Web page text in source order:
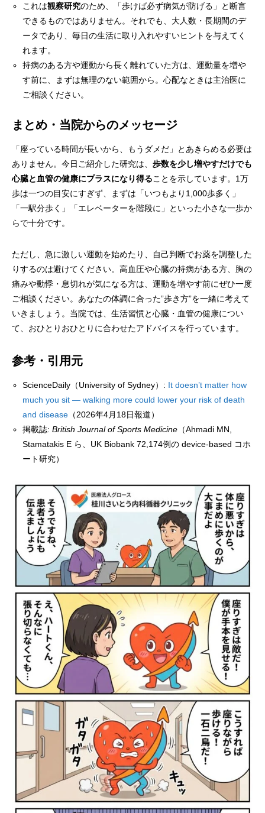
これは観察研究のため、「歩けば必ず病気が防げる」と断言
できるものではありません。それでも、大人数・長期間のデ
ータであり、毎日の生活に取り入れやすいヒントを与えてく
れます。
持病のある方や運動から長く離れていた方は、運動量を増や
す前に、まずは無理のない範囲から。心配なときは主治医に
ご相談ください。
まとめ・当院からのメッセージ
「座っている時間が長いから、もうダメだ」とあきらめる必要は
ありません。今日ご紹介した研究は、 歩数を少し増やすだけでも
心臓と血管の健康にプラスになり得ることを示しています。1万
歩は一つの目安にすぎず、まずは「いつもより1,000歩多く」
「一駅分歩く」「エレベーターを階段に」といった小さな一歩か
らで十分です。
ただし、急に激しい運動を始めたり、自己判断でお薬を調整した
りするのは避けてください。高血圧や心臓の持病がある方、胸の
痛みや動悸・息切れが気になる方は、運動を増やす前にぜひ一度
ご相談ください。あなたの体調に合った”歩き方”を一緒に考えて
いきましょう。当院では、生活習慣と心臓・血管の健康につい
て、おひとりおひとりに合わせたアドバイスを行っています。
参考・引用元
ScienceDaily（University of Sydney）: It doesn’t matter how
much you sit — walking more could lower your risk of death
and disease （2026年4月18日報道）
掲載誌:British Journal of Sports Medicine （Ahmadi MN,
Stamatakis E ら、UK Biobank 72,174例の device-based コホ
ート研究）